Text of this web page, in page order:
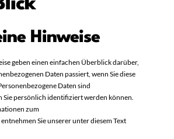
Hinweise
geben einen einfachen Überblick darüber,
Daten passiert, wenn Sie diese
Daten sind
Sie persönlich identifiziert werden können.
zum
Sie unserer unter diesem Text